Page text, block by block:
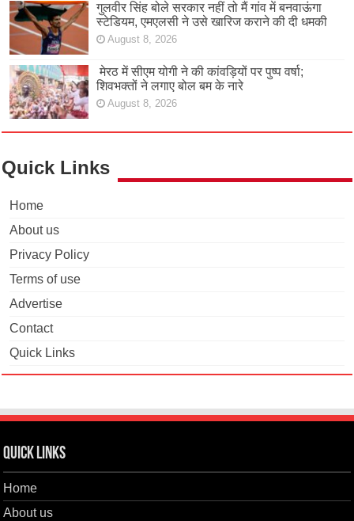
गुलवीर सिंह बोले सरकार नहीं तो मैं गांव में बनवाऊंगा
स्टेडियम, एमएलसी ने उसे खारिज कराने की दी धमकी
August 8, 2026
मेरठ में सीएम योगी ने की कांवड़ियों पर पुष्प वर्षा;
शिवभक्तों ने लगाए बोल बम के नारे
August 8, 2026
Quick Links
Home
About us
Privacy Policy
Terms of use
Advertise
Contact
Quick Links
Quick Links
Home
About us